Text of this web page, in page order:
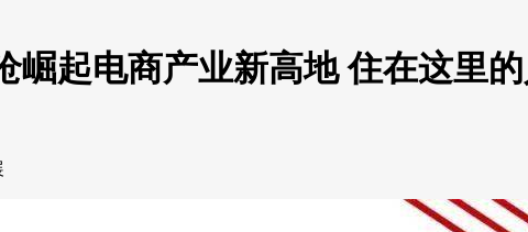
崛起电商产业新高地 住在这里